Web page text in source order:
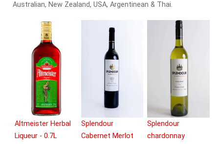
Australian, New Zealand, USA, Argentinean & Thai.
Altmeister Herbal
Liqueur - 0.7L
Splendour
Cabernet Merlot
Splendour
chardonnay